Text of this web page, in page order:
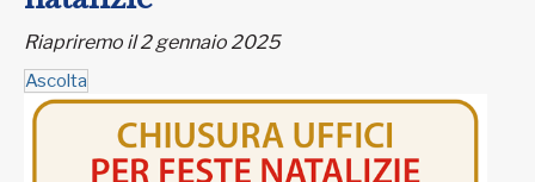
Riapriremo il 2 gennaio 2025
Ascolta